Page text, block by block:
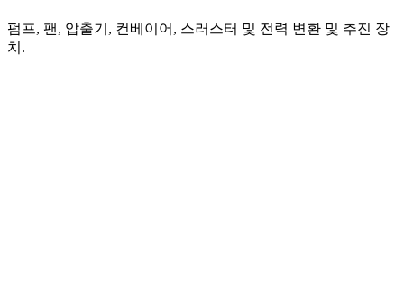
펌프, 팬, 압출기, 컨베이어, 스러스터 및 전력 변환 및 추진 장
치.